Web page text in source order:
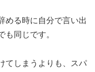
める時に自分で言い出
も同じです。
てしまうよりも、スパ